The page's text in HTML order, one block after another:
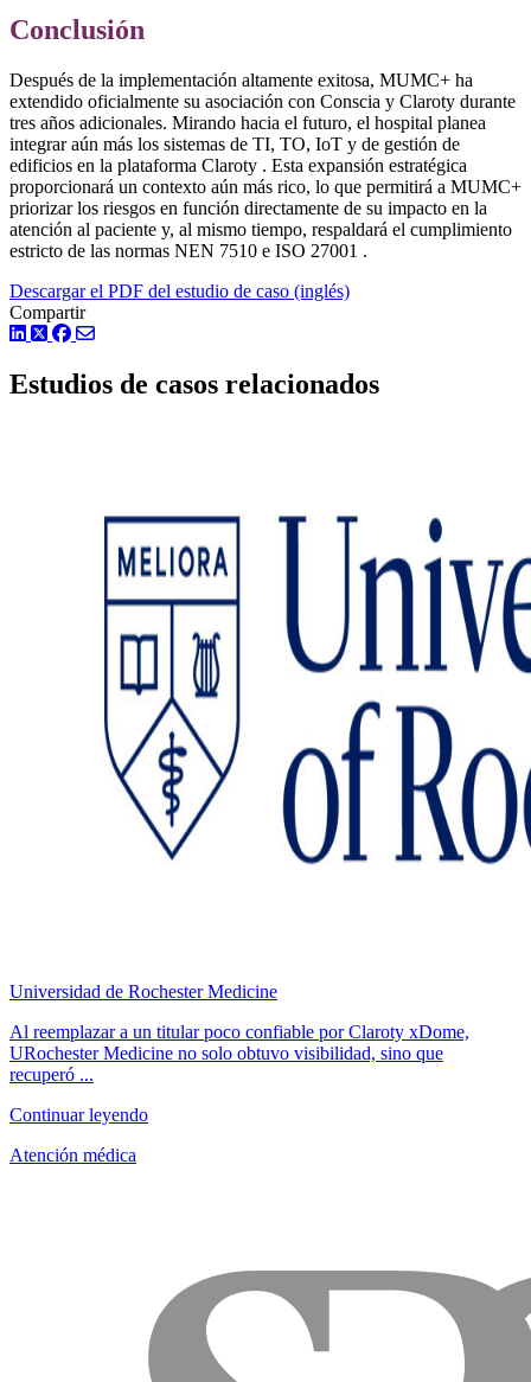
Conclusión
Después de la implementación altamente exitosa, MUMC+ ha
extendido oficialmente su asociación con Conscia y Claroty durante
tres años adicionales. Mirando hacia el futuro, el hospital planea
integrar aún más los sistemas de TI, TO, IoT y de gestión de
edificios en la plataforma Claroty . Esta expansión estratégica
proporcionará un contexto aún más rico, lo que permitirá a MUMC+
priorizar los riesgos en función directamente de su impacto en la
atención al paciente y, al mismo tiempo, respaldará el cumplimiento
estricto de las normas NEN 7510 e ISO 27001 .
Descargar el PDF del estudio de caso (inglés)
Compartir
LinkedIn
TwitterFacebook
Estudios de casos relacionados
Universidad de Rochester Medicine
Al reemplazar a un titular poco confiable por Claroty xDome,
URochester Medicine no solo obtuvo visibilidad, sino que
recuperó ...
Continuar leyendo
Atención médica